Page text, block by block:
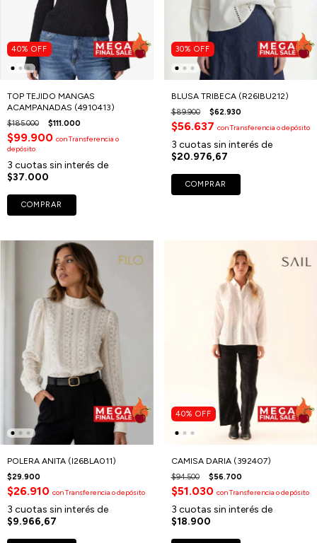
40% OFF
TOP TEJIDO MANGAS
ACAMPANADAS (4910413)
$185.000 $111.000
$99.900 conTransferencia o
depósito
3 cuotas sin interés de
$37.000
COMPRAR
30% OFF
BLUSA TRIBECA (R26IBU212)
$89.900 $62.930
$56.637 conTransferencia o depósito
3 cuotas sin interés de
$20.976,67
COMPRAR
POLERA ANITA (I26BLA011)
$29.900
$26.910 conTransferencia o depósito
3 cuotas sin interés de
$9.966,67
40% OFF
CAMISA DARIA (392407)
$94.500 $56.700
$51.030 conTransferencia o depósito
3 cuotas sin interés de
$18.900